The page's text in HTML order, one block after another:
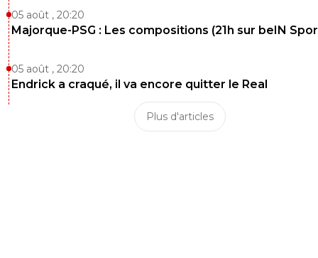
05 août , 20:20
Majorque-PSG : Les compositions (21h sur beIN
05 août , 20:20
Endrick a craqué, il va encore quitter le Real
Plus d'articles